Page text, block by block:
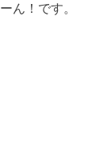
ん！です。